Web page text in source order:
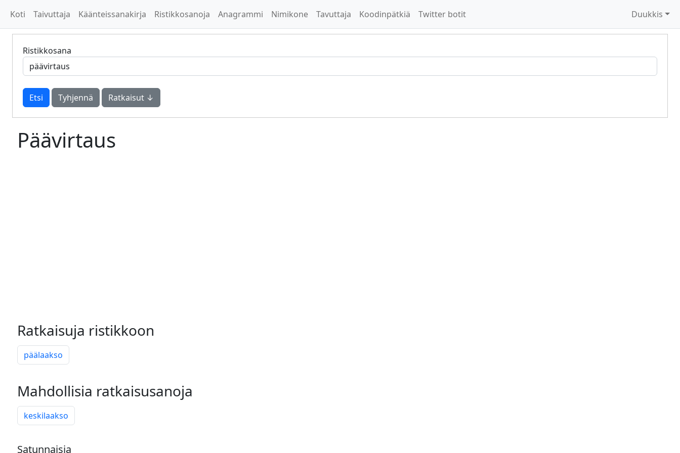
Koti Taivuttaja Käänteissanakirja Ristikkosanoja Anagrammi Nimikone Tavuttaja Koodinpätkiä Twitter botit Duukkis
Ristikkosana
Tyhjennä Ratkaisut ↓
Päävirtaus
Ratkaisuja ristikkoon
päälaakso
Mahdollisia ratkaisusanoja
keskilaakso
Satunnaisia